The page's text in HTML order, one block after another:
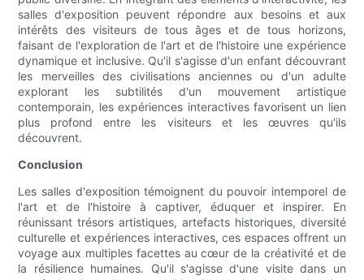
salles d'exposition peuvent répondre aux besoins et aux
intérêts des visiteurs de tous âges et de tous horizons,
faisant de l'exploration de l'art et de l'histoire une expérience
dynamique et inclusive. Qu'il s'agisse d'un enfant découvrant
les merveilles des civilisations anciennes ou d'un adulte
explorant les subtilités d'un mouvement artistique
contemporain, les expériences interactives favorisent un lien
plus profond entre les visiteurs et les œuvres qu'ils
découvrent.
Conclusion
Les salles d'exposition témoignent du pouvoir intemporel de
l'art et de l'histoire à captiver, éduquer et inspirer. En
réunissant trésors artistiques, artefacts historiques, diversité
culturelle et expériences interactives, ces espaces offrent un
voyage aux multiples facettes au cœur de la créativité et de
la résilience humaines. Qu'il s'agisse d'une visite dans un